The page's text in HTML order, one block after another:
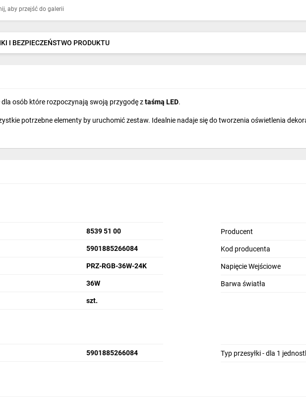
aby przejść do galerii
I BEZPIECZEŃSTWO PRODUKTU
dla osób które rozpoczynają swoją przygodę ztaśmą LED.
potrzebne elementy by uruchomić zestaw. Idealnie nadaje się do tworzenia oświetlenia
8539 51 00
5901885266084
PRZ-RGB-36W-24K
36W
szt.
Producent
Kod producenta
Napięcie Wejściowe
Barwa światła
5901885266084 Typ przesyłki - dla 1